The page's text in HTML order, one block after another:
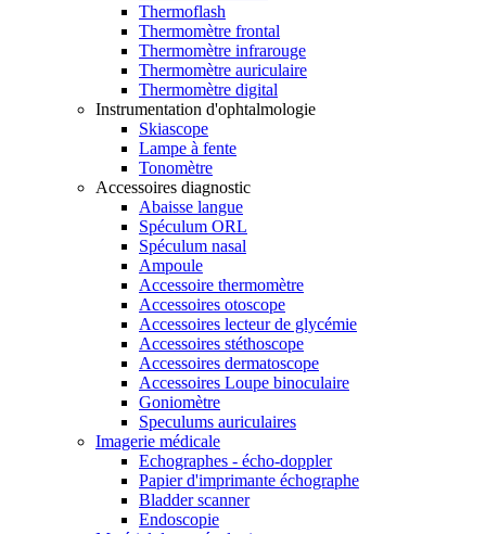
Thermoflash
Thermomètre frontal
Thermomètre infrarouge
Thermomètre auriculaire
Thermomètre digital
Instrumentation d'ophtalmologie
Skiascope
Lampe à fente
Tonomètre
Accessoires diagnostic
Abaisse langue
Spéculum ORL
Spéculum nasal
Ampoule
Accessoire thermomètre
Accessoires otoscope
Accessoires lecteur de glycémie
Accessoires stéthoscope
Accessoires dermatoscope
Accessoires Loupe binoculaire
Goniomètre
Speculums auriculaires
Imagerie médicale
Echographes - écho-doppler
Papier d'imprimante échographe
Bladder scanner
Endoscopie